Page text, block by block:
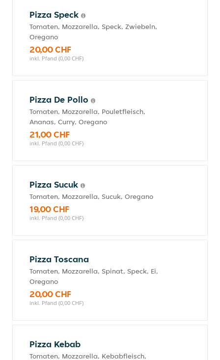
Pizza Speck
Tomaten, Mozzarella, Speck, Zwiebeln,
Oregano
20,00 CHF
inkl. Pfand (0,00 CHF)
Pizza De Pollo
Tomaten, Mozzarella, Pouletfleisch,
Ananas, Curry, Oregano
21,00 CHF
inkl. Pfand (0,00 CHF)
Pizza Sucuk
Tomaten, Mozzarella, Sucuk, Oregano
19,00 CHF
inkl. Pfand (0,00 CHF)
Pizza Toscana
Tomaten, Mozzarella, Spinat, Speck, Ei,
Oregano
20,00 CHF
inkl. Pfand (0,00 CHF)
Pizza Kebab
Tomaten, Mozzarella, Kebabfleisch,